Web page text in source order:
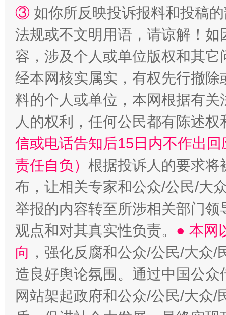
③ 如你所反映投诉报料和投稿
法规或不文明用语，请谅解！
容，涉及个人或单位版权和其它
经本网核实属实，有权先行撤
料的个人或单位，本网根据有
人的权利，任何公民都有陈述
信或电话告知后15日内不作出
责任自负） 根据投诉人的要求将
布，让相关专家和公众/公民/大
举报的内容转至所涉相关部门
观点和对其真实性负责。 ● 本网
向 ，强化反腐和公众/公民/大众
造良好舆论氛围。通过中国公
网站架起政府和公众/公民/大众